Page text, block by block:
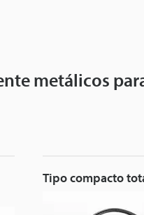
metálicos
Tipo compacto